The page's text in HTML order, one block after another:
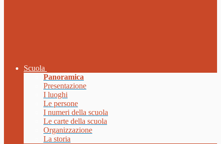
Scuola
Panoramica
Presentazione
I luoghi
Le persone
I numeri della scuola
Le carte della scuola
Organizzazione
La storia